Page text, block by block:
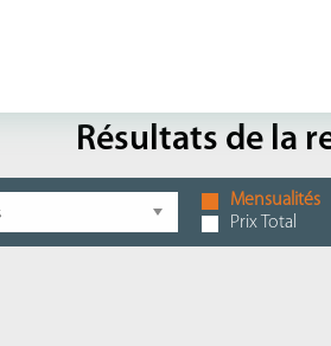
Résultats de la
Mensualités
Prix Total